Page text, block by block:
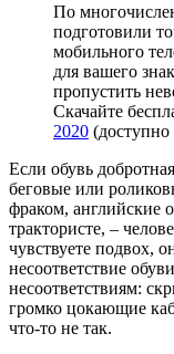
По
подготовили
мобильного
для вашего
пропустить
Скачайте
2020
Если обувь
беговые или
фраком, английские
трактористе, –
чувствуете подвох,
несоответствие
несоответствиям:
громко цокающие
что-то не так.